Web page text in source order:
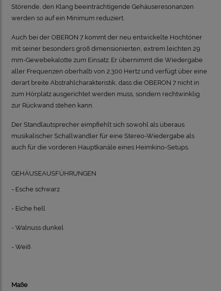
Störende, den Klang beeinträchtigende Gehäuseresonanzen
werden so auf ein Minimum reduziert.
Auch bei der OBERON 7 kommt der neu entwickelte Hochtöner
mit seiner besonders groß dimensionierten, extrem leichten 29
mm-Gewebekalotte zum Einsatz. Er übernimmt die Wiedergabe
aller Frequenzen oberhalb von 2.300 Hertz und verfügt über eine
derart breite Abstrahlcharakteristik, dass die OBERON 7 nicht in
zum Hörplatz ausgerichtet werden muss, sondern rechtwinklig
zur Rückwand stehen kann.
Der Standlautsprecher eimpfiehlt sich sowohl als überaus
musikalischer Schallwandler für eine Stereo-Wiedergabe als
auch für die vorderen Hauptkanäle eines Heimkino-Setups.
GEHÄUSEAUSFÜHRUNGEN
- Esche schwarz
- Eiche hell
- Walnuss dunkel
- Weiß
Maße